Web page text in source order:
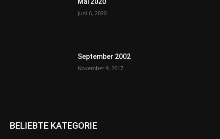
Mai 2020
Juni 6, 2020
September 2002
November 9, 2017
BELIEBTE KATEGORIE